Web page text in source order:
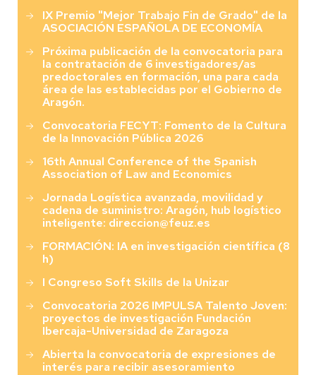
IX Premio "Mejor Trabajo Fin de Grado" de la
ASOCIACIÓN ESPAÑOLA DE ECONOMÍA
Próxima publicación de la convocatoria para
la contratación de 6 investigadores/as
predoctorales en formación, una para cada
área de las establecidas por el Gobierno de
Aragón.
Convocatoria FECYT: Fomento de la Cultura
de la Innovación Pública 2026
16th Annual Conference of the Spanish
Association of Law and Economics
Jornada Logística avanzada, movilidad y
cadena de suministro: Aragón, hub logístico
inteligente: direccion@feuz.es
FORMACIÓN: IA en investigación científica (8
h)
I Congreso Soft Skills de la Unizar
Convocatoria 2026 IMPULSA Talento Joven:
proyectos de investigación Fundación
Ibercaja-Universidad de Zaragoza
Abierta la convocatoria de expresiones de
interés para recibir asesoramiento